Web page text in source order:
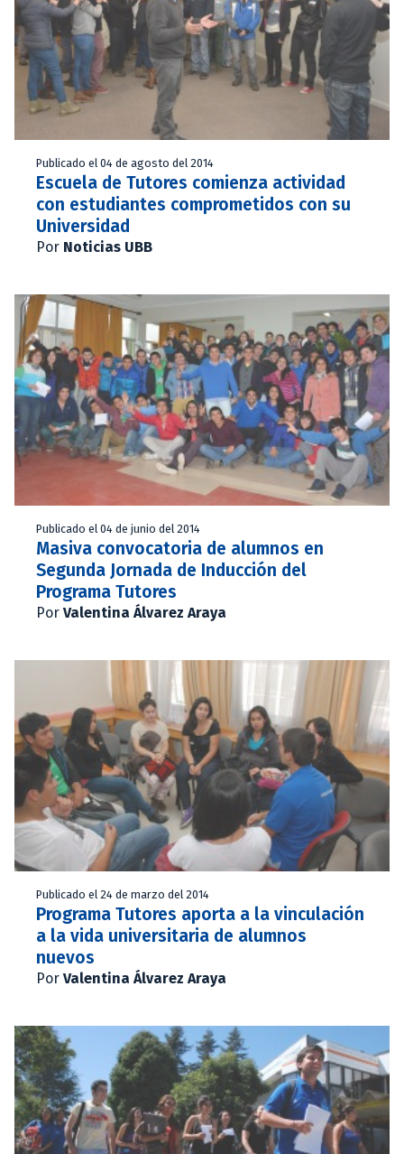
Publicado el 04 de agosto del 2014
Escuela de Tutores comienza actividad
con estudiantes comprometidos con su
Universidad
Por Noticias UBB
Publicado el 04 de junio del 2014
Masiva convocatoria de alumnos en
Segunda Jornada de Inducción del
Programa Tutores
Por Valentina Álvarez Araya
Publicado el 24 de marzo del 2014
Programa Tutores aporta a la vinculación
a la vida universitaria de alumnos
nuevos
Por Valentina Álvarez Araya